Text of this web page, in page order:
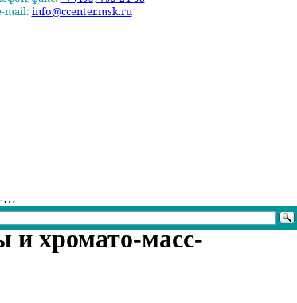
mail: info@ccenter.msk.ru
…
и хромато-масс-